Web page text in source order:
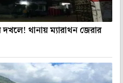
থানায় ম্যারাথন জেরার